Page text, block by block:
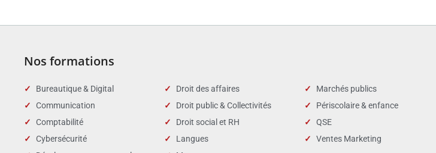
Nos formations
Bureautique & Digital
Communication
Comptabilité
Cybersécurité
Droit des affaires
Droit public & Collectivités
Droit social et RH
Langues
Marchés publics
Périscolaire & enfance
QSE
Ventes Marketing